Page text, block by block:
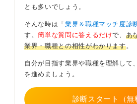
また、文法や語彙が身につけばリス
ニングも鍛えられます。
現在はオンラインやAIによる英会話
よう
とも多いでしょう。
そんな時は「 業界＆職種マッチ度診
す。簡単な質問に答えるだけで、 あ
業界・職種との相性がわかります。
自分が目指す業界や職種を理解して
を進めましょう。
診断スタート（無